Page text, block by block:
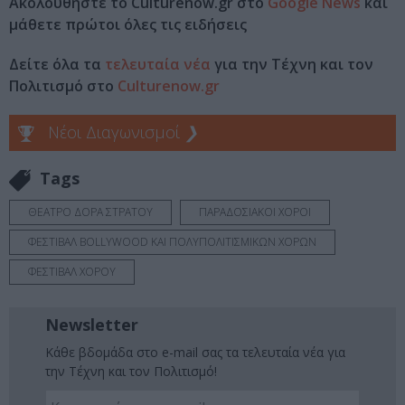
μάθετε πρώτοι όλες τις ειδήσεις
Δείτε όλα τα τελευταία νέα για την Τέχνη και τον
Πολιτισμό στο Culturenow.gr
Νέοι Διαγωνισμοί ❯
Tags
ΘΕΑΤΡΟ ΔΟΡΑ ΣΤΡΑΤΟΥ
ΠΑΡΑΔΟΣΙΑΚΟΙ ΧΟΡΟΙ
ΦΕΣΤΙΒΑΛ BOLLYWOOD ΚΑΙ ΠΟΛΥΠΟΛΙΤΙΣΜΙΚΩΝ ΧΟΡΩΝ
ΦΕΣΤΙΒΑΛ ΧΟΡΟΥ
Newsletter
Κάθε βδομάδα στο e-mail σας τα τελευταία νέα για
την Τέχνη και τον Πολιτισμό!